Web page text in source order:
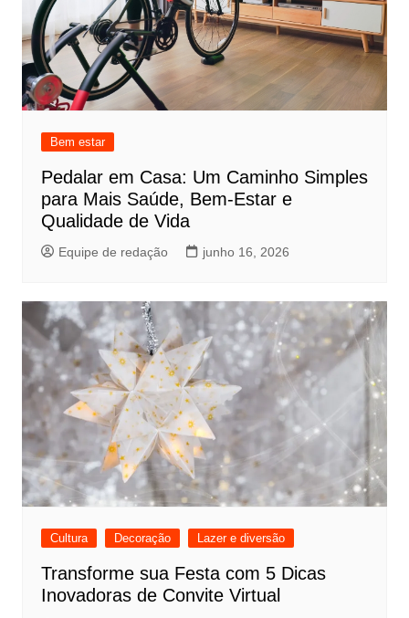
Bem estar
Pedalar em Casa: Um Caminho Simples
para Mais Saúde, Bem-Estar e
Qualidade de Vida
Equipe de redação junho 16, 2026
Cultura Decoração Lazer e diversão
Transforme sua Festa com 5 Dicas
Inovadoras de Convite Virtual